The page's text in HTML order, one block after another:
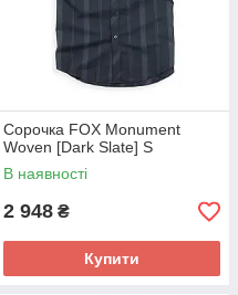
Сорочка FOX Monument
Woven [Dark Slate] S
В наявності
2 948 ₴
Купити